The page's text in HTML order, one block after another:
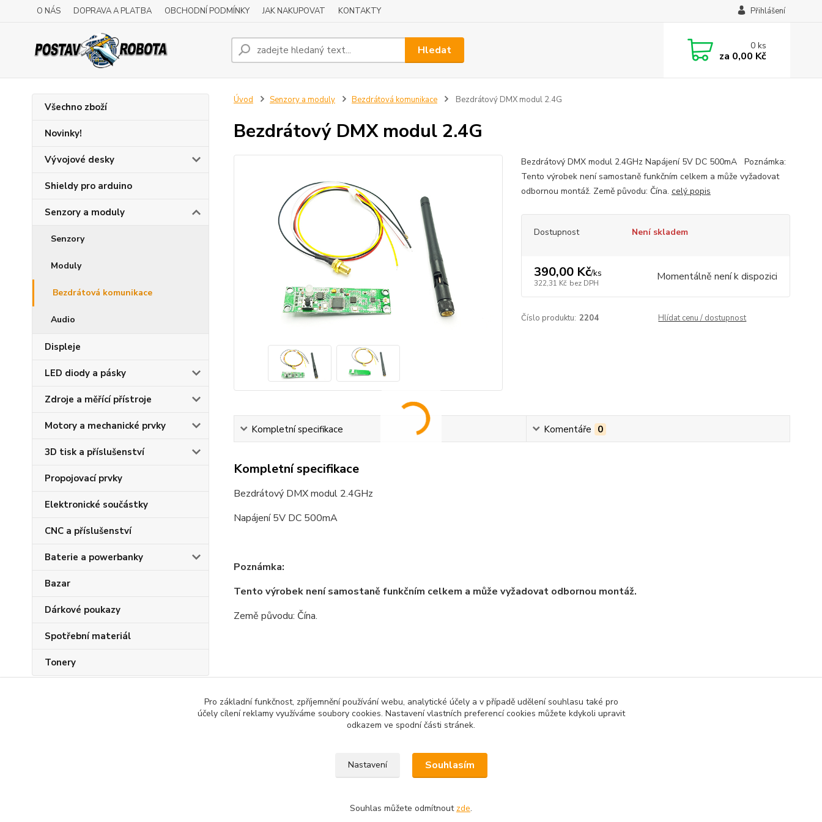
O NÁS DOPRAVA A PLATBA OBCHODNÍ PODMÍNKY JAK NAKUPOVAT KONTAKTY Přihlášení
Hledat 0ks
za 0,00 Kč
Všechno zboží
Novinky!
Vývojové desky
Shieldy pro arduino
Senzory a moduly
Senzory
Moduly
Bezdrátová komunikace
Audio
Displeje
LED diody a pásky
Zdroje a měřící přístroje
Motory a mechanické prvky
3D tisk a příslušenství
Propojovací prvky
Elektronické součástky
CNC a příslušenství
Baterie a powerbanky
Bazar
Dárkové poukazy
Spotřební materiál
Tonery
Úvod Senzory a moduly Bezdrátová komunikace Bezdrátový DMX modul 2.4G
Bezdrátový DMX modul 2.4G
Bezdrátový DMX modul 2.4GHz Napájení 5V DC 500mA Poznámka:
Tento výrobek není samostaně funkčním celkem a může vyžadovat
odbornou montáž. Země původu: Čína. celý popis
Dostupnost Není skladem
390,00 Kč/ks
322,31 Kč bez DPH Momentálně není k dispozici
Číslo produktu: 2204 Hlídat cenu / dostupnost
Kompletní specifikace Komentáře 0
Kompletní specifikace
Bezdrátový DMX modul 2.4GHz
Napájení 5V DC 500mA
Poznámka:
Tento výrobek není samostaně funkčním celkem a může vyžadovat odbornou montáž.
Země původu: Čína.
Zboží zařazeno v kategoriích
Bezdrátová komunikace
Pro základní funkčnost, zpříjemnění používání webu, analytické účely a v případě udělení souhlasu také pro
účely cílení reklamy využíváme soubory cookies. Nastavení vlastních preferencí cookies můžete kdykoli upravit
odkazem ve spodní části stránek.
Nastavení Souhlasím
Souhlas můžete odmítnout zde.